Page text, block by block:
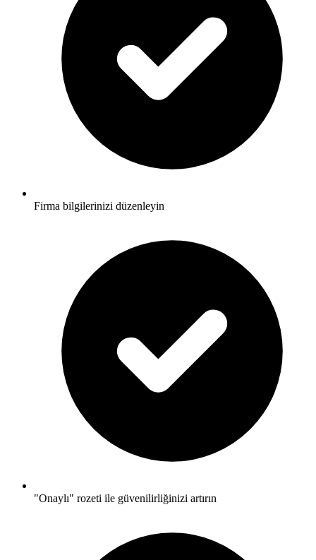
Firma bilgilerinizi düzenleyin
"Onaylı" rozeti ile güvenilirliğinizi artırın